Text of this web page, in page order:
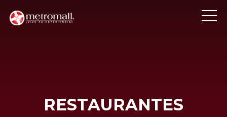
RESTAURANTES